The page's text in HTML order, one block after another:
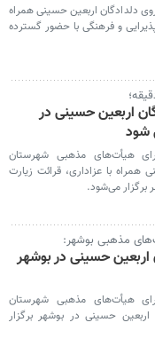
دلدادگان اربعین حسینی همراه
و فرهنگی با حضور گسترده
اربعین حسینی در
شود
هیأت‌های مذهبی شهرستان
همراه با عزاداری، قرائت زیارت
برگزار می‌شود.
مذهبی بوشهر:
اربعین حسینی در بوشهر
هیأت‌های مذهبی شهرستان
حسینی در بوشهر برگزار